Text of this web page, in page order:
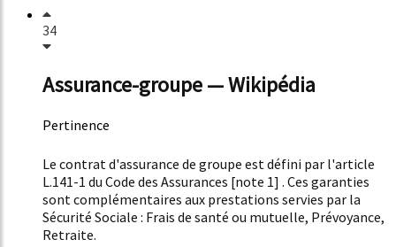
34
Assurance-groupe — Wikipédia
Pertinence
Le contrat d'assurance de groupe est défini par l'article
L.141-1 du Code des Assurances [note 1] . Ces garanties
sont complémentaires aux prestations servies par la
Sécurité Sociale : Frais de santé ou mutuelle, Prévoyance,
Retraite.